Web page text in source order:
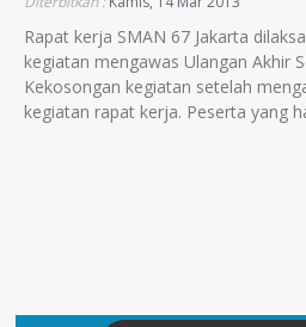
Rapat kerja SMAN 67 Jakarta
kegiatan mengawas Ulangan Akhir
Kekosongan kegiatan setelah
kegiatan rapat kerja. Peserta yang